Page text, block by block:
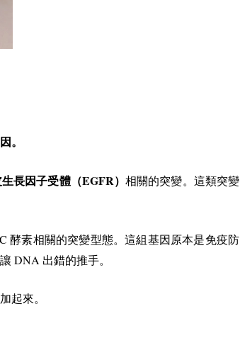
。
長因子受體（EGFR）相關的突變。這類突變
酵素相關的突變型態。這組基因原本是免疫防
DNA 出錯的推手。
起來。